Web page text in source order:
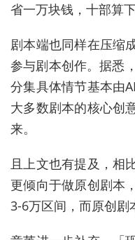
省一万块钱，十部算
剧本端也同样在压缩
参与剧本创作。据悉
分集具体情节基本由
大多数剧本的核心创
来。
且上文也有提及，相
更倾向于做原创剧本
3-6万区间，而原创剧